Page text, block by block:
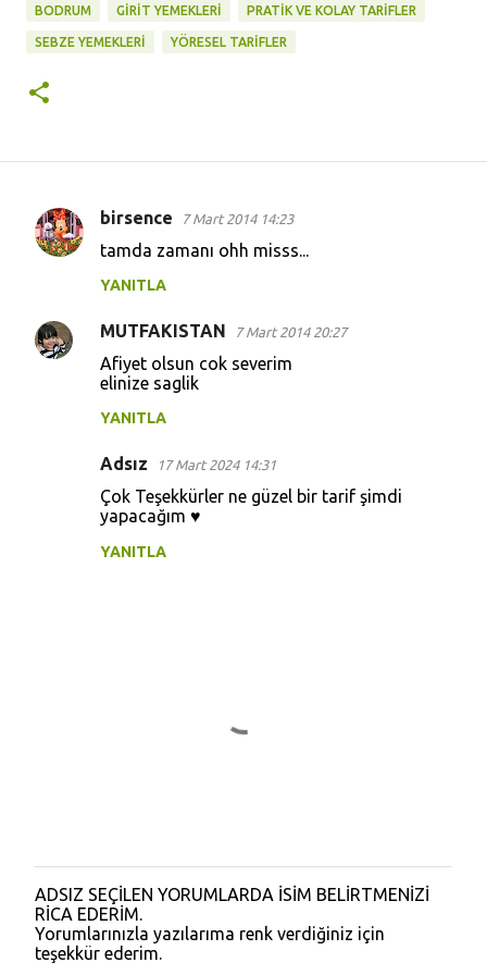
BODRUM GİRİT YEMEKLERİ PRATİK VE KOLAY TARİFLER
SEBZE YEMEKLERİ YÖRESEL TARİFLER
Y
u
m
birsence 7 Mart 2014 14:23
tamda zamanı ohh misss...
YANITLA
MUTFAKISTAN 7 Mart 2014 20:27
Afiyet olsun cok severim
elinize saglik
YANITLA
Adsız 17 Mart 2024 14:31
Çok Teşekkürler ne güzel bir tarif şimdi
yapacağım ♥️
YANITLA
Y
o
r
u
ADSIZ SEÇİLEN YORUMLARDA İSİM BELİRTMENİZİ
RİCA EDERİM.
Yorumlarınızla yazılarıma renk verdiğiniz için
teşekkür ederim.